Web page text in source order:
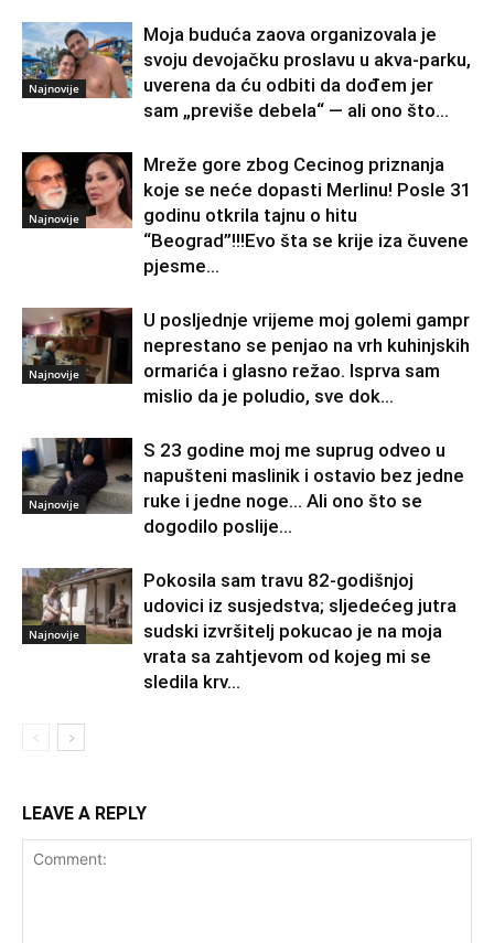
Najnovije
Moja buduća zaova organizovala je
svoju devojačku proslavu u akva-parku,
uverena da ću odbiti da dođem jer
sam „previše debela“ — ali ono što...
Najnovije
Mreže gore zbog Cecinog priznanja
koje se neće dopasti Merlinu! Posle 31
godinu otkrila tajnu o hitu
“Beograd”!!!Evo šta se krije iza čuvene
pjesme...
Najnovije
U posljednje vrijeme moj golemi gampr
neprestano se penjao na vrh kuhinjskih
ormarića i glasno režao. Isprva sam
mislio da je poludio, sve dok...
Najnovije
S 23 godine moj me suprug odveo u
napušteni maslinik i ostavio bez jedne
ruke i jedne noge… Ali ono što se
dogodilo poslije...
Najnovije
Pokosila sam travu 82-godišnjoj
udovici iz susjedstva; sljedećeg jutra
sudski izvršitelj pokucao je na moja
vrata sa zahtjevom od kojeg mi se
sledila krv...
LEAVE A REPLY